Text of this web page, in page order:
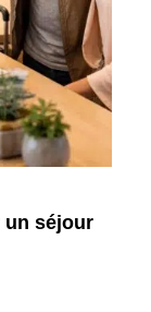
un séjour